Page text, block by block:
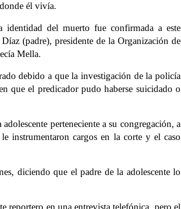
él vivía.
del muerto fue confirmada a este
(padre), presidente de la Organización de
Mella.
debido a que la investigación de la policía
que el predicador pudo haberse suicidado o
perteneciente a su congregación, a
instrumentaron cargos en la corte y el caso
diciendo que el padre de la adolescente lo
reportero en una entrevista telefónica, pero el